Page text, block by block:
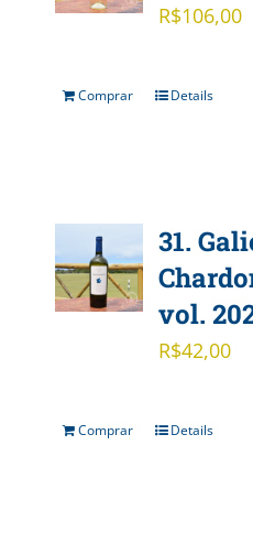
R$106,00
Comprar Details
31.
vol.
R$42,00
Comprar Details